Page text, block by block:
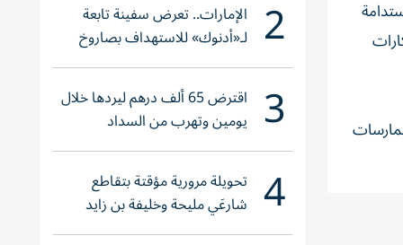
2 الإمارات.. تعرض سفينة تابعة
لـ«أدنوك» للاستهداف بصاروخ
أثناء عبورها «هرمز»
3 اقترض 65 ألف درهم ليردها خلال
يومين وتهرب من السداد
4 تحويلة مرورية مؤقتة بتقاطع
شارعَي مليحة وخليفة بن زايد